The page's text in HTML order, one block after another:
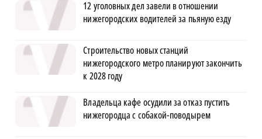
12 уголовных дел завели в отношении
нижегородских водителей за пьяную езду
Строительство новых станций
нижегородского метро планируют закончить
к 2028 году
Владельца кафе осудили за отказ пустить
нижегородца с собакой-поводырем